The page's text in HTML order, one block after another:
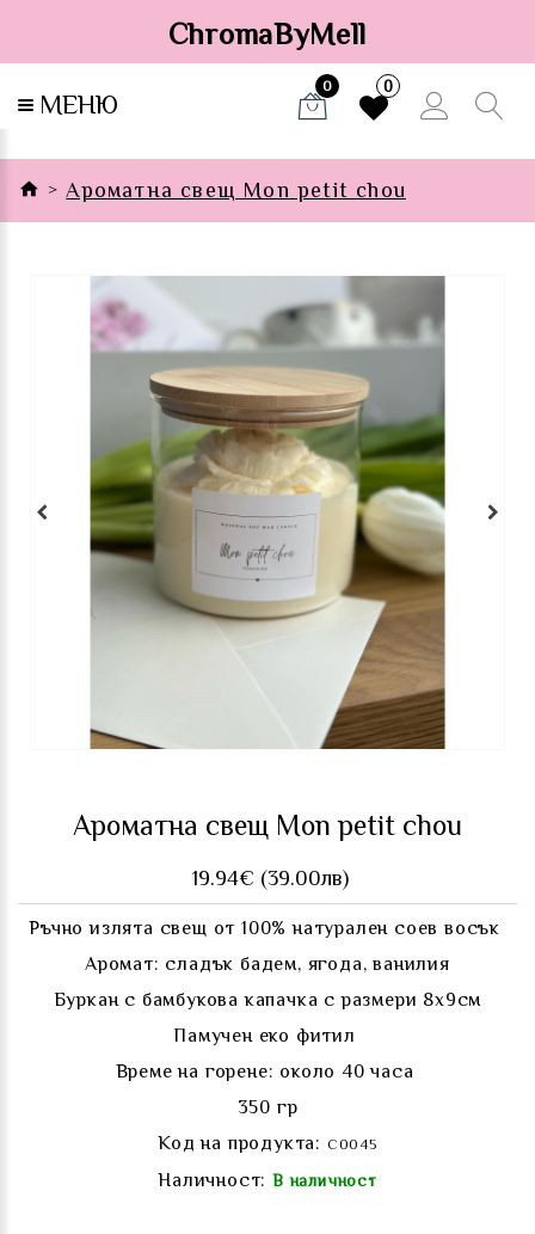
ChromaByMell
МЕНЮ
0 0
Ароматна свещ Mon petit chou
Ароматна свещ Mon petit chou
19.94€ (39.00лв)
Ръчно излята свещ от 100% натурален соев восък
Аромат: сладък бадем, ягода, ванилия
Буркан с бамбукова капачка с размери 8х9см
Памучен еко фитил
Време на горене: около 40 часа
350 гр
Код на продукта: C0045
Наличност: В наличност